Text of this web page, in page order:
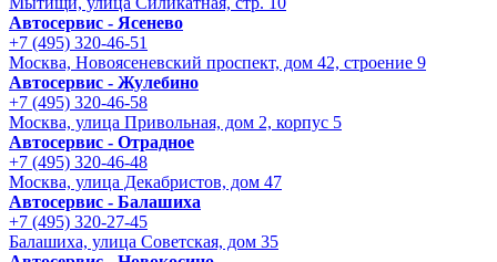
Автосервис - Ясенево
+7 (495) 320-46-51
Москва, Новоясеневский проспект, дом 42, строение 9
Автосервис - Жулебино
+7 (495) 320-46-58
Москва, улица Привольная, дом 2, корпус 5
Автосервис - Отрадное
+7 (495) 320-46-48
Москва, улица Декабристов, дом 47
Автосервис - Балашиха
+7 (495) 320-27-45
Балашиха, улица Советская, дом 35